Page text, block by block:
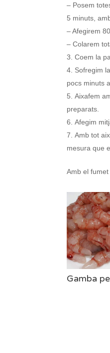
– Posem
5 minuts,
– Afegirem
– Colarem
Coem la
Sofregim
pocs minuts
Aixafem
preparats.
Afegim
Amb tot
mesura que
Amb el
Gamba